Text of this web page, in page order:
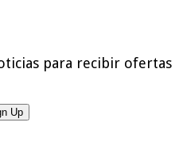
para recibir ofertas